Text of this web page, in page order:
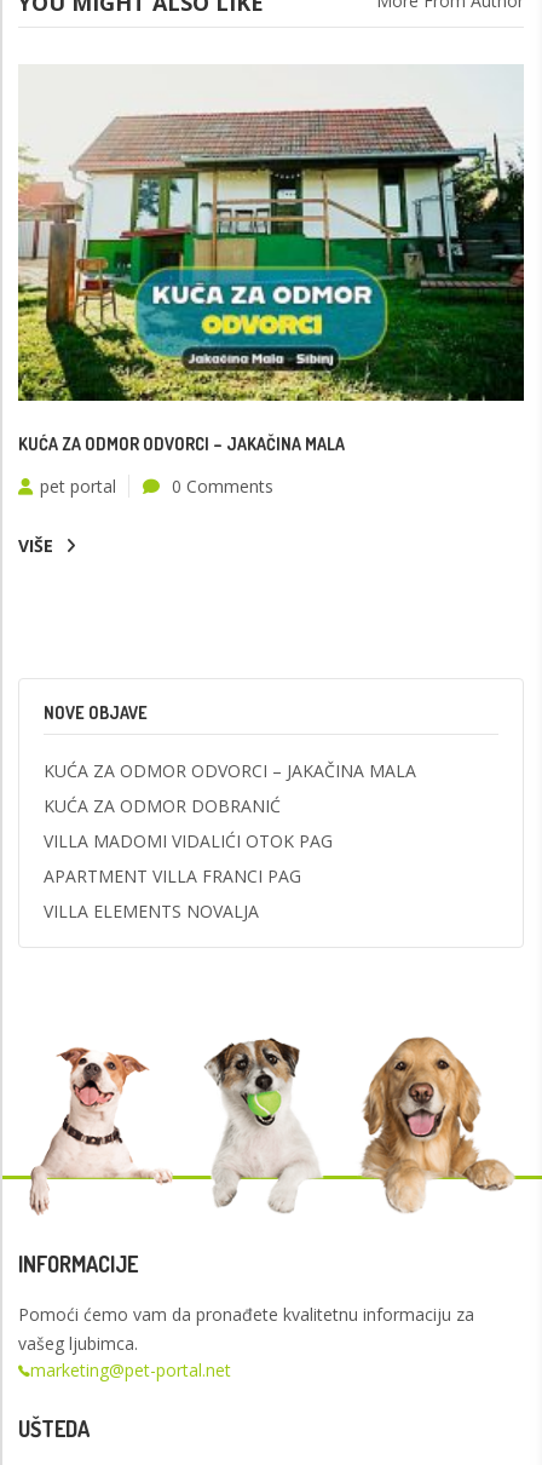
KUĆA ZA ODMOR ODVORCI – JAKAČINA MALA
pet portal 0 Comments
VIŠE
NOVE OBJAVE
KUĆA ZA ODMOR ODVORCI – JAKAČINA MALA
KUĆA ZA ODMOR DOBRANIĆ
VILLA MADOMI VIDALIĆI OTOK PAG
APARTMENT VILLA FRANCI PAG
VILLA ELEMENTS NOVALJA
INFORMACIJE
Pomoći ćemo vam da pronađete kvalitetnu informaciju za
vašeg ljubimca.
marketing@pet-portal.net
UŠTEDA